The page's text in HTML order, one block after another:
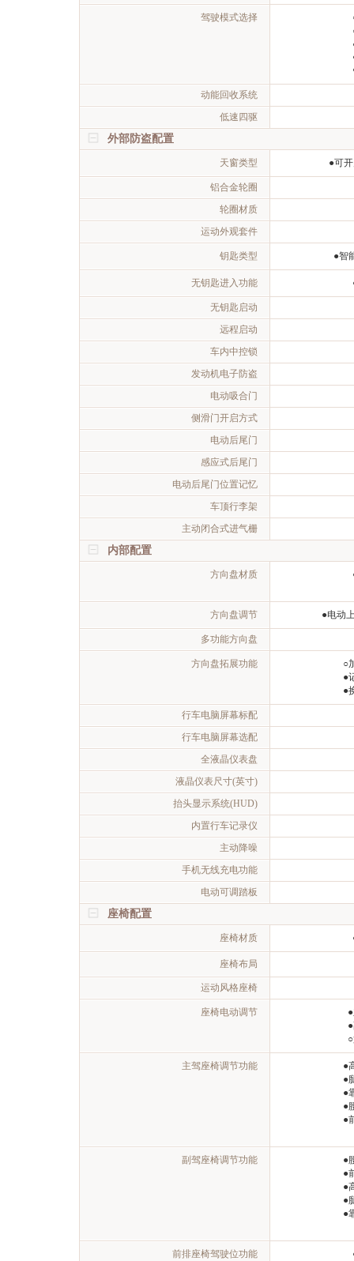
驾驶模式选择
动能回收系统
低速四驱
外部防盗配置
天窗类型 ●可
铝合金轮圈
轮圈材质
运动外观套件
钥匙类型 ●智
无钥匙进入功能
无钥匙启动
远程启动
车内中控锁
发动机电子防盗
电动吸合门
侧滑门开启方式
电动后尾门
感应式后尾门
电动后尾门位置记忆
车顶行李架
主动闭合式进气栅
内部配置
方向盘材质
方向盘调节 ●电动
多功能方向盘
方向盘拓展功能
○
●
●
行车电脑屏幕标配
行车电脑屏幕选配
全液晶仪表盘
液晶仪表尺寸(英寸)
抬头显示系统(HUD)
内置行车记录仪
主动降噪
手机无线充电功能
电动可调踏板
座椅配置
座椅材质
座椅布局
运动风格座椅
座椅电动调节
主驾座椅调节功能
●
●
●
●
●
副驾座椅调节功能
●
●
●
●
●
前排座椅驾驶位功能